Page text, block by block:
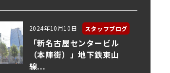
2024年10月10日 スタッフブログ
「新名古屋センタービル
（本陣街）」地下鉄東山
線...